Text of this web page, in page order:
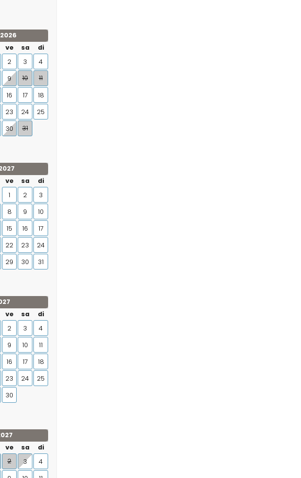
ve sa
di
2 3
4
9 10
11
16 17
18
23 24
25
30 31
ve sa
di
1
2
3
8 9
10
15 16
17
22 23
24
29 30 31
ve sa
di
2 3
4
9 10
11
16 17
18
23 24
25
30
ve sa
di
2 3
4